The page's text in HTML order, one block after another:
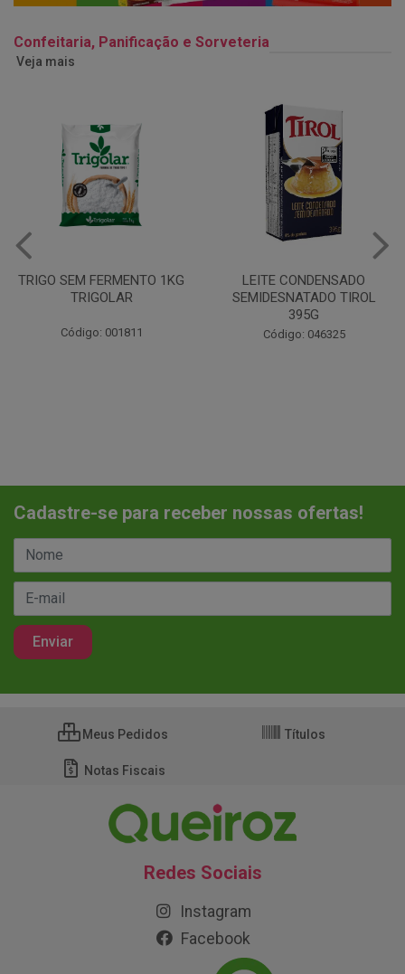
Confeitaria, Panificação e Sorveteria
Veja mais
LEITE CONDENSADO
SEMIDESNATADO TIROL
Código: 046325
CHANTILINHO EM PO 400G
MIX
Código: 037442
Cadastre-se para receber nossas ofertas!
Meus Pedidos Títulos
Notas Fiscais
Redes Sociais
Instagram
Facebook